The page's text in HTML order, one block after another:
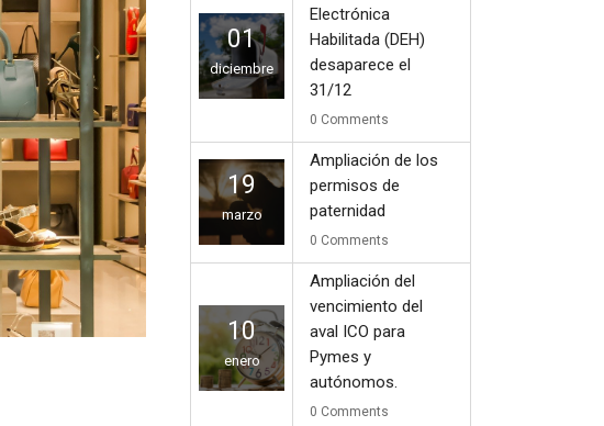
01
diciembre
Electrónica
Habilitada (DEH)
desaparece el
31/12
0 Comments
19
marzo
Ampliación de los
permisos de
paternidad
0 Comments
10
enero
Ampliación del
vencimiento del
aval ICO para
Pymes y
autónomos.
0 Comments